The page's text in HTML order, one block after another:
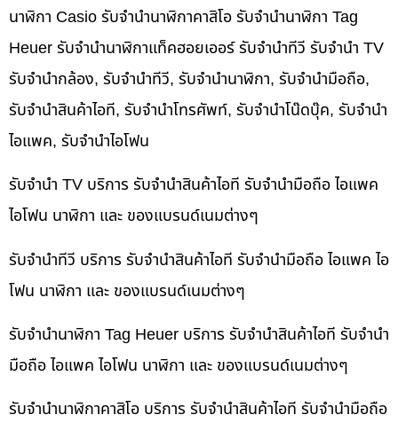
นาฬิกา Casio รับจำนำนาฬิกาคาสิโอ รับจำนำนาฬิกา Tag
Heuer รับจำนำนาฬิกาแท็คฮอยเออร์ รับจำนำทีวี รับจำนำ TV
รับจำนำกล้อง, รับจำนำทีวี, รับจำนำนาฬิกา, รับจำนำมือถือ,
รับจำนำสินค้าไอที, รับจำนำโทรศัพท์, รับจำนำโน๊ดบุ๊ค, รับจำนำ
ไอแพค, รับจำนำไอโฟน
รับจำนำ TV บริการ รับจำนำสินค้าไอที รับจำนำมือถือ ไอแพค
ไอโฟน นาฬิกา และ ของแบรนด์เนมต่างๆ
รับจำนำทีวี บริการ รับจำนำสินค้าไอที รับจำนำมือถือ ไอแพค ไอ
โฟน นาฬิกา และ ของแบรนด์เนมต่างๆ
รับจำนำนาฬิกา Tag Heuer บริการ รับจำนำสินค้าไอที รับจำนำ
มือถือ ไอแพค ไอโฟน นาฬิกา และ ของแบรนด์เนมต่างๆ
รับจำนำนาฬิกาคาสิโอ บริการ รับจำนำสินค้าไอที รับจำนำมือถือ